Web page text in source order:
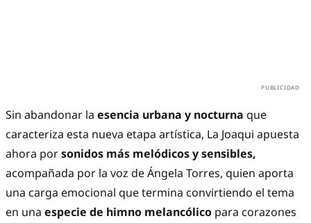
Sin abandonar la esencia urbana y nocturna que
caracteriza esta nueva etapa artística, La Joaqui apuesta
ahora porsonidos más melódicos y sensibles,
acompañada por la voz de Ángela Torres, quien aporta
una carga emocional que termina convirtiendo el tema
en una especie de himno melancólico para corazones